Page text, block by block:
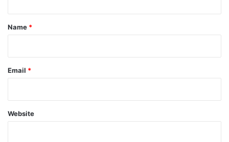
*
Name *
Email *
Website